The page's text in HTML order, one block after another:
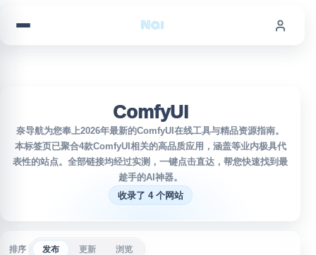
ComfyUI
奈导航为您奉上2026年最新的ComfyUI在线工具与精品资源指南。
本标签页已聚合4款ComfyUI相关的高品质应用，涵盖等业内极具代
表性的站点。全部链接均经过实测，一键点击直达，帮您快速找到最
趁手的AI神器。
收录了 4 个网站
排序 发布 更新 浏览